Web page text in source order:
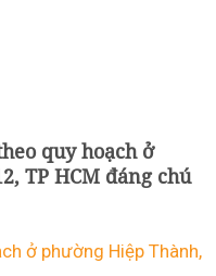
quy hoạch ở
TP HCM đáng chú
ở phường Hiệp Thành,